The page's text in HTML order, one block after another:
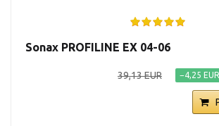
Sonax PROFILINE EX 04-06
39,13 EUR −4,25 EUR